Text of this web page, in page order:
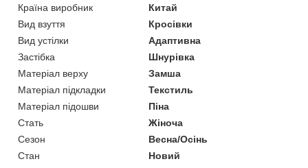
Країна виробник
Китай
Вид взуття
Кросівки
Вид устілки
Адаптивна
Застібка
Шнурівка
Матеріал верху
Замша
Матеріал підкладки
Текстиль
Матеріал підошви
Піна
Стать
Жіноча
Сезон
Весна/Осінь
Стан
Новий